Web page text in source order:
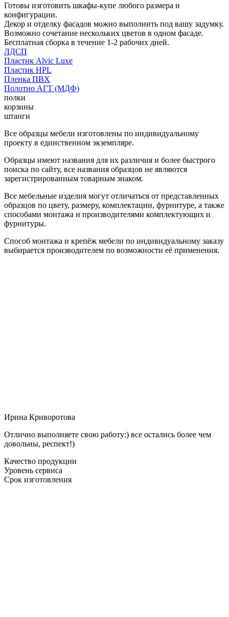
Готовы изготовить шкафы-купе любого размера и
конфигурации.
Декор и отделку фасадов можно выполнить под вашу задумку.
Возможно сочетание нескольких цветов в одном фасаде.
Бесплатная сборка в течение 1-2 рабочих дней.
ЛДСП
Пластик Alvic Luxe
Пластик HPL
Пленка ПВХ
Полотно АГТ (МДФ)
полки
корзины
штанги
Все образцы мебели изготовлены по индивидуальному
проекту в единственном экземпляре.
Образцы имеют названия для их различия и более быстрого
поиска по сайту, все названия образцов не являются
зарегистрированным товарным знаком.
Все мебельные изделия могут отличаться от представленных
образцов по цвету, размеру, комплектации, фурнитуре, а также
способами монтажа и производителями комплектующих и
фурнитуры.
Способ монтажа и крепёж мебели по индивидуальному заказу
выбирается производителем по возможности её применения.
Ирина Криворотова
Отлично выполняете свою работу:) все остались более чем
довольны, респект!)
Качество продукции
Уровень сервиса
Срок изготовления